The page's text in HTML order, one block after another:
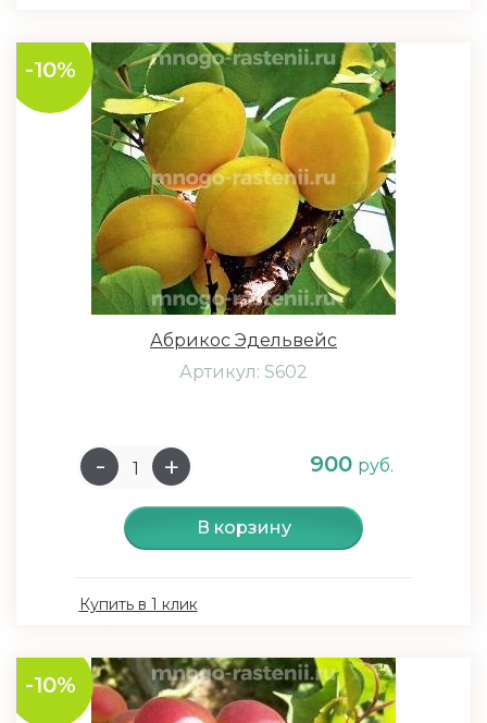
-10%
Абрикос Эдельвейс
Артикул: S602
900 руб.
В корзину
Купить в 1 клик
-10%